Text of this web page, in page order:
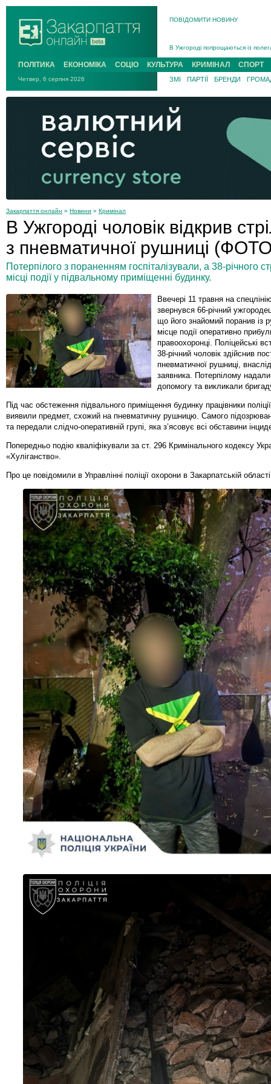
ПОВІДОМИТИ НОВИНУ
В Ужгороді попрощаються із
В Ужгороді 5 серпня
Підтвердили загибель
На війні з рф поліг військовий з
На Хустщині внаслідок ДТП за
Інструктора районного ТЦК на
ПОЛІТИКА ЕКОНОМІКА СОЦІО КУЛЬТУРА КРИМІНАЛ СПОРТ
Четвер, 6 серпня 2026 ЗМІ ПАРТІЇ БРЕНДИ
Закарпаття онлайн » Новини » Кримінал
В Ужгороді чоловік відкрив
з пневматичної рушниці
Потерпілого з пораненням госпіталізували, а 38-річного
місці події у підвальному приміщенні будинку.
Ввечері 11 травня на
звернувся 66-річний
що його знайомий поранив із
місце події оперативно
правоохоронці. Поліцейські
38-річний чоловік здійснив
пневматичної рушниці,
заявника. Потерпілому
допомогу та викликали
Під час обстеження підвального приміщення будинку працівники
виявили предмет, схожий на пневматичну рушницю. Самого
та передали слідчо-оперативній групі, яка з’ясовує всі обставини
Попередньо подію кваліфікували за ст. 296 Кримінального кодексу
«Хуліганство».
Про це повідомили в Управлінні поліції охорони в Закарпатській